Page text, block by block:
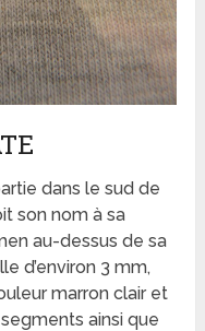
dans le sud de
son nom à sa
au-dessus de sa
d’environ 3 mm,
marron clair et
ainsi que